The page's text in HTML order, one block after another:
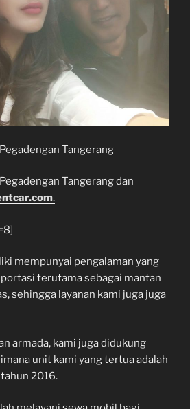
Tangerang
Tangerang dan
.
mempunyai pengalaman yang
terutama sebagai mantan
sehingga layanan kami juga juga
armada, kami juga didukung
unit kami yang tertua adalah
2016.